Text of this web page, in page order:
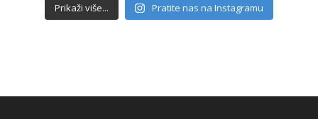
Prikaži više... Pratite nas na Instagramu